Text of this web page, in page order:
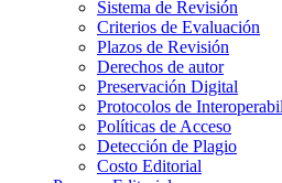
Sistema de Revisión
Criterios de Evaluación
Plazos de Revisión
Derechos de autor
Preservación Digital
Protocolos de
Políticas de Acceso
Detección de Plagio
Costo Editorial